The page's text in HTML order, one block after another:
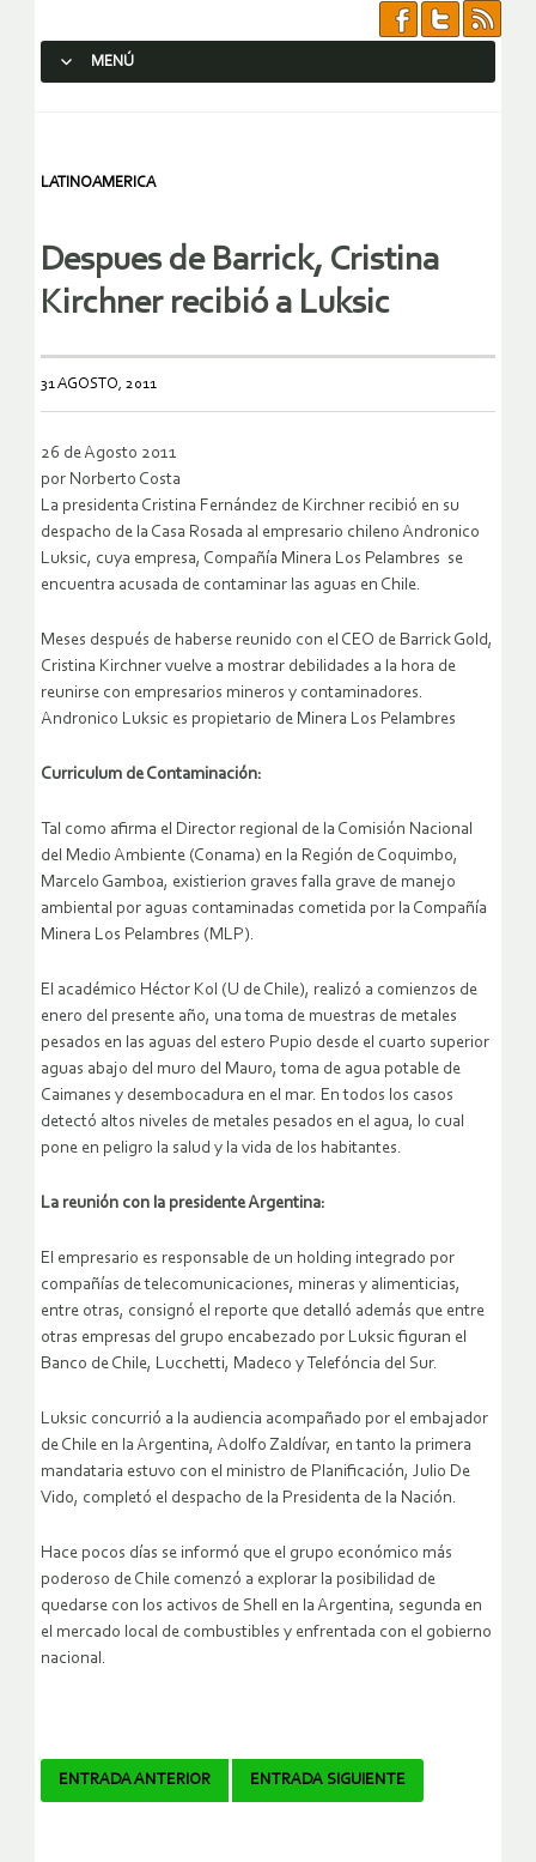
MENÚ
LATINOAMERICA
Despues de Barrick, Cristina
Kirchner recibió a Luksic
31 AGOSTO, 2011
26 de Agosto 2011
por Norberto Costa
La presidenta Cristina Fernández de Kirchner recibió en su
despacho de la Casa Rosada al empresario chileno Andronico
Luksic, cuya empresa, Compañía Minera Los Pelambres se
encuentra acusada de contaminar las aguas en Chile.
Meses después de haberse reunido con el CEO de Barrick Gold,
Cristina Kirchner vuelve a mostrar debilidades a la hora de
reunirse con empresarios mineros y contaminadores.
Andronico Luksic es propietario de Minera Los Pelambres
Curriculum de Contaminación:
Tal como afirma el Director regional de la Comisión Nacional
del Medio Ambiente (Conama) en la Región de Coquimbo,
Marcelo Gamboa, existierion graves falla grave de manejo
ambiental por aguas contaminadas cometida por la Compañía
Minera Los Pelambres (MLP).
El académico Héctor Kol (U de Chile), realizó a comienzos de
enero del presente año, una toma de muestras de metales
pesados en las aguas del estero Pupio desde el cuarto superior
aguas abajo del muro del Mauro, toma de agua potable de
Caimanes y desembocadura en el mar. En todos los casos
detectó altos niveles de metales pesados en el agua, lo cual
pone en peligro la salud y la vida de los habitantes.
La reunión con la presidente Argentina:
El empresario es responsable de un holding integrado por
compañías de telecomunicaciones, mineras y alimenticias,
entre otras, consignó el reporte que detalló además que entre
otras empresas del grupo encabezado por Luksic figuran el
Banco de Chile, Lucchetti, Madeco y Telefóncia del Sur.
Luksic concurrió a la audiencia acompañado por el embajador
de Chile en la Argentina, Adolfo Zaldívar, en tanto la primera
mandataria estuvo con el ministro de Planificación, Julio De
Vido, completó el despacho de la Presidenta de la Nación.
Hace pocos días se informó que el grupo económico más
poderoso de Chile comenzó a explorar la posibilidad de
quedarse con los activos de Shell en la Argentina, segunda en
el mercado local de combustibles y enfrentada con el gobierno
nacional.
Navegador
ENTRADA ANTERIOR ENTRADA SIGUIENTE